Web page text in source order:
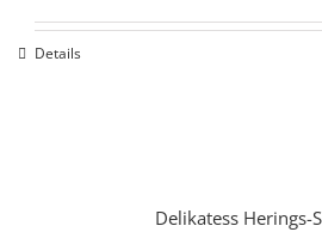
Details
Delikatess Herings-